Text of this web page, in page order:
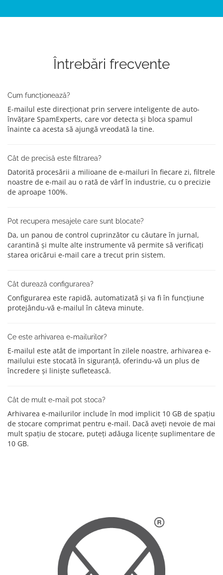
Întrebări frecvente
Cum funcționează?
E-mailul este direcționat prin servere inteligente de auto-
învățare SpamExperts, care vor detecta și bloca spamul
înainte ca acesta să ajungă vreodată la tine.
Cât de precisă este filtrarea?
Datorită procesării a milioane de e-mailuri în fiecare zi, filtrele
noastre de e-mail au o rată de vârf în industrie, cu o precizie
de aproape 100%.
Pot recupera mesajele care sunt blocate?
Da, un panou de control cuprinzător cu căutare în jurnal,
carantină și multe alte instrumente vă permite să verificați
starea oricărui e-mail care a trecut prin sistem.
Cât durează configurarea?
Configurarea este rapidă, automatizată și va fi în funcțiune
protejându-vă e-mailul în câteva minute.
Ce este arhivarea e-mailurilor?
E-mailul este atât de important în zilele noastre, arhivarea e-
mailului este stocată în siguranță, oferindu-vă un plus de
încredere și liniște sufletească.
Cât de mult e-mail pot stoca?
Arhivarea e-mailurilor include în mod implicit 10 GB de spațiu
de stocare comprimat pentru e-mail. Dacă aveți nevoie de mai
mult spațiu de stocare, puteți adăuga licențe suplimentare de
10 GB.